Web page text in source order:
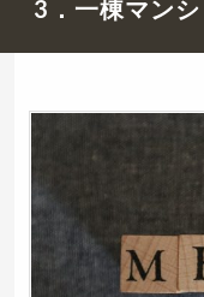
3．一棟マン